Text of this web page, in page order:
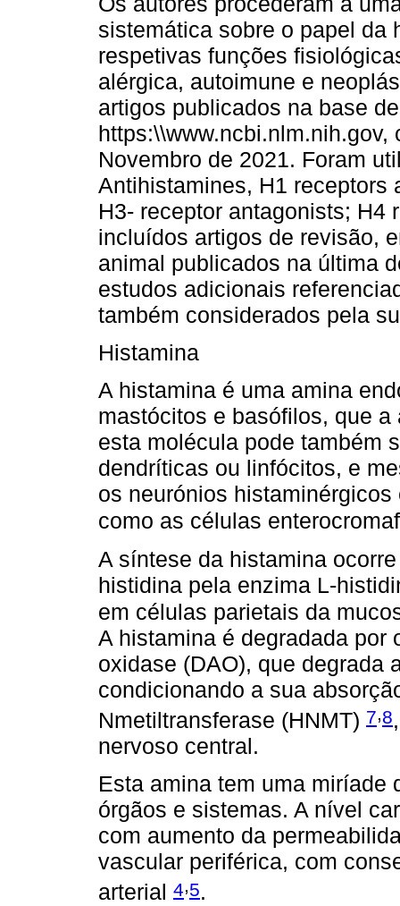
sistemática sobre o papel da
respetivas funções
alérgica, autoimune e
artigos publicados na base
Novembro de 2021. Foram
Antihistamines, H1 receptors
H3- receptor antagonists; H4
incluídos artigos de revisão,
animal publicados na última
estudos adicionais
também considerados pela
Histamina
A histamina é uma amina
mastócitos e basófilos, que
esta molécula pode também
dendríticas ou linfócitos, e
os neurónios
como as células
A síntese da histamina
histidina pela enzima L-
em células parietais da
A histamina é degradada por
oxidase (DAO), que degrada
condicionando a sua
Nmetiltransferase (HNMT) 7,8
nervoso central.
Esta amina tem uma miríade
órgãos e sistemas. A nível
com aumento da
vascular periférica, com
arterial 4,5.